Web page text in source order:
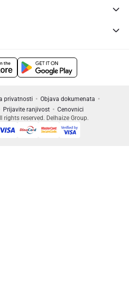
privatnosti
Objava dokumenata
Prijavite ranjivost
Cenovnici
reserved. Delhaize Group.